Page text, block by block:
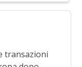
transazioni